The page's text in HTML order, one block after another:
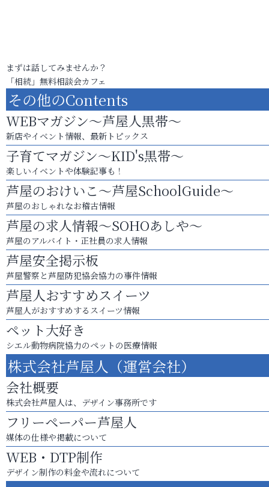
まずは話してみませんか？
「相続」無料相談会カフェ
その他のContents
WEBマガジン～芦屋人黒帯～
新店やイベント情報、最新トピックス
子育てマガジン～KID's黒帯～
楽しいイベントや体験記事も！
芦屋のおけいこ～芦屋SchoolGuide～
芦屋のおしゃれなお稽古情報
芦屋の求人情報～SOHOあしや～
芦屋のアルバイト・正社員の求人情報
芦屋安全掲示板
芦屋警察と芦屋防犯協会協力の事件情報
芦屋人おすすめスイーツ
芦屋人がおすすめするスイーツ情報
ペット大好き
シエル動物病院協力のペットの医療情報
株式会社芦屋人（運営会社）
会社概要
株式会社芦屋人は、デザイン事務所です
フリーペーパー芦屋人
媒体の仕様や掲載について
WEB・DTP制作
デザイン制作の料金や流れについて